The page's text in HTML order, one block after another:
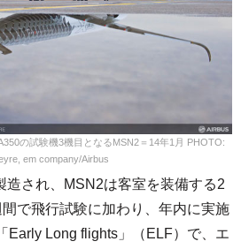
の試験機3機目となるMSN2＝14年1月 PHOTO:
em company/Airbus
され、MSN2は客室を装備する2
で飛行試験に加わり、年内に実施
Early Long flights」（ELF）で、エ